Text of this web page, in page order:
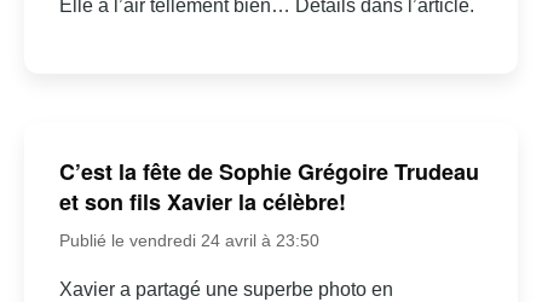
Elle a l’air tellement bien… Détails dans l’article.
C’est la fête de Sophie Grégoire Trudeau
et son fils Xavier la célèbre!
Publié le vendredi 24 avril à 23:50
Xavier a partagé une superbe photo en